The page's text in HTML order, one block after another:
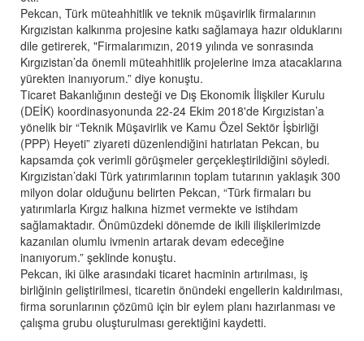
Pekcan, Türk müteahhitlik ve teknik müşavirlik firmalarının
Kırgızistan kalkınma projesine katkı sağlamaya hazır olduklarını
dile getirerek, "Firmalarımızın, 2019 yılında ve sonrasında
Kırgızistan’da önemli müteahhitlik projelerine imza atacaklarına
yürekten inanıyorum.” diye konuştu.
Ticaret Bakanlığının desteği ve Dış Ekonomik İlişkiler Kurulu
(DEİK) koordinasyonunda 22-24 Ekim 2018'de Kırgızistan’a
yönelik bir “Teknik Müşavirlik ve Kamu Özel Sektör İşbirliği
(PPP) Heyeti” ziyareti düzenlendiğini hatırlatan Pekcan, bu
kapsamda çok verimli görüşmeler gerçekleştirildiğini söyledi.
Kırgızistan’daki Türk yatırımlarının toplam tutarının yaklaşık 300
milyon dolar olduğunu belirten Pekcan, “Türk firmaları bu
yatırımlarla Kırgız halkına hizmet vermekte ve istihdam
sağlamaktadır. Önümüzdeki dönemde de ikili ilişkilerimizde
kazanılan olumlu ivmenin artarak devam edeceğine
inanıyorum.” şeklinde konuştu.
Pekcan, iki ülke arasındaki ticaret hacminin artırılması, iş
birliğinin geliştirilmesi, ticaretin önündeki engellerin kaldırılması,
firma sorunlarının çözümü için bir eylem planı hazırlanması ve
çalışma grubu oluşturulması gerektiğini kaydetti.